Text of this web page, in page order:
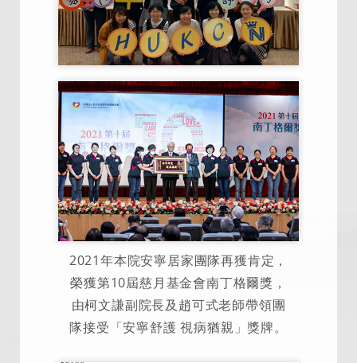
2021年本院安寧居家團隊再獲肯定，
榮獲第10屆慈月基金會南丁格爾獎，
由柯文謙副院長及趙可式老師帶領團
隊接受「安寧舒護 視病猶親」獎牌。